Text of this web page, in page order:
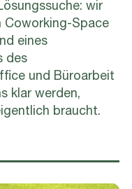
wir
Coworking-Space
eines
des
und Büroarbeit
klar werden,
braucht.